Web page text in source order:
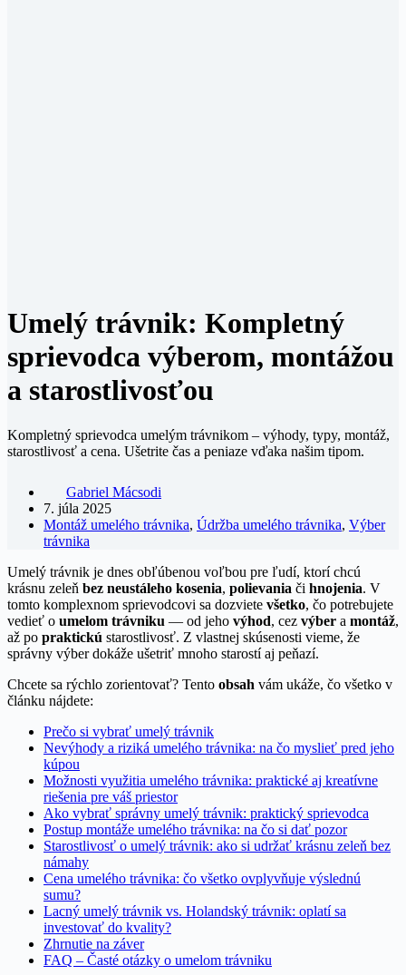
Umelý trávnik: Kompletný
sprievodca výberom, montážou
a starostlivosťou
Kompletný sprievodca umelým trávnikom – výhody, typy, montáž,
starostlivosť a cena. Ušetrite čas a peniaze vďaka našim tipom.
Gabriel Mácsodi
7. júla 2025
Montáž umelého trávnika, Údržba umelého trávnika, Výber
trávnika
Umelý trávnik je dnes obľúbenou voľbou pre ľudí, ktorí chcú
krásnu zeleň bez neustáleho kosenia, polievania či hnojenia. V
tomto komplexnom sprievodcovi sa dozviete všetko, čo potrebujete
vedieť o umelom trávniku — od jeho výhod, cez výber a montáž,
až po praktickú starostlivosť. Z vlastnej skúsenosti vieme, že
správny výber dokáže ušetriť mnoho starostí aj peňazí.
Chcete sa rýchlo zorientovať? Tento obsah vám ukáže, čo všetko v
článku nájdete:
Prečo si vybrať umelý trávnik
Nevýhody a riziká umelého trávnika: na čo myslieť pred jeho
kúpou
Možnosti využitia umelého trávnika: praktické aj kreatívne
riešenia pre váš priestor
Ako vybrať správny umelý trávnik: praktický sprievodca
Postup montáže umelého trávnika: na čo si dať pozor
Starostlivosť o umelý trávnik: ako si udržať krásnu zeleň bez
námahy
Cena umelého trávnika: čo všetko ovplyvňuje výslednú
sumu?
Lacný umelý trávnik vs. Holandský trávnik: oplatí sa
investovať do kvality?
Zhrnutie na záver
FAQ – Časté otázky o umelom trávniku